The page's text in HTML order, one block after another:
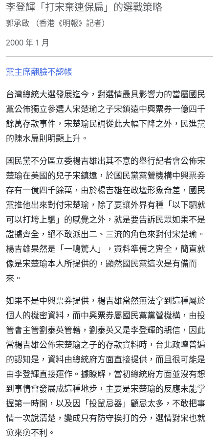
李登輝「打宋棄連保扁」的選戰策略
郭承啟 （香港《明報》記者）
2000 年 1 月
黨主席翻臉不認帳
台灣總統大選發展迄今，對選情最具影響力的當屬國民
黨公佈獨立參選人宋楚瑜之子宋鎮遠中興票券一億四千
餘萬存款事件，宋楚瑜民調從此大幅下降之外，民進黨
的陳水扁則明顯上升。
國民黨不分區立委楊吉雄出其不意的舉行記者會公佈宋
楚瑜在美國的兒子宋鎮遠，於國民黨黨營機構中興票券
存有一億四千餘萬，由於楊吉雄在政壇形象奇差，國民
黨推他出來對付宋楚瑜，除了要讓外界有種「以下駟就
可以打垮上駟」的感覺之外，就是要告訴民眾如果不是
證據齊全，絕不敢派出二、三流的角色來對付宋楚瑜。
楊吉雄果然是「一鳴驚人」，資料準備之齊全，簡直就
像是宋楚瑜本人所提供的，顯然國民黨這次是有備而
來。
如果不是中興票券提供，楊吉雄當然無法拿到這種屬於
個人的機密資料，而中興票券屬國民黨黨營機構，由投
管會主管劉泰英管轄，劉泰英又是李登輝的親信，因此
當楊吉雄公佈宋楚瑜之子的存款資料時，台北政壇普遍
的認知是，資料由總統府方面直接提供，而且很可能是
由李登輝直接運作。據瞭解，當初總統府方面並沒有想
到事情會發展成這種地步，主要是宋楚瑜的反應未能掌
握第一時間，以及因「投鼠忌器」顧忌太多，不敢把事
情一次說清楚，變成只有防守挨打的分，選情對宋也就
愈來愈不利。